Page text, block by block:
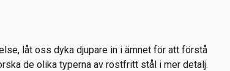
låt oss dyka djupare in i ämnet för att förstå
de olika typerna av rostfritt stål i mer detalj.